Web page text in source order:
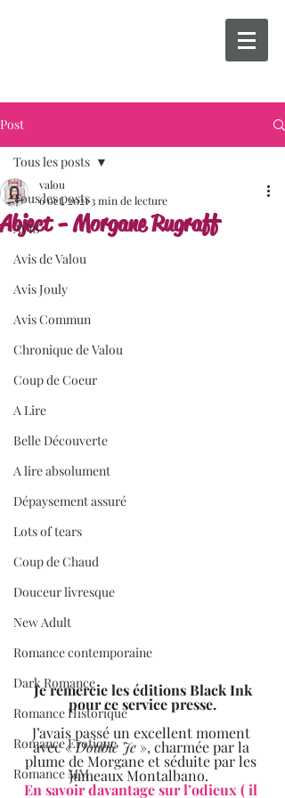
Post
Tous les posts
AVIS
Avis de Valou
Avis Jouly
Avis Commun
Chronique de Valou
Coup de Coeur
A Lire
Belle Découverte
A lire absolument
Dépaysement assuré
Lots of tears
Coup de Chaud
Douceur livresque
New Adult
Romance contemporaine
Dark Romance
Romance Historique
Romance Erotique
Romance MM
Tous les posts
Abject - Morgane Rugraff
valou
6 oct. 20213 min de lecture
Je remercie les éditions Black Ink
pour ce service presse.
J’avais passé un excellent moment
avec « Double Je », charmée par la
plume de Morgane et séduite par les
jumeaux Montalbano.
En savoir davantage sur l’odieux ( il